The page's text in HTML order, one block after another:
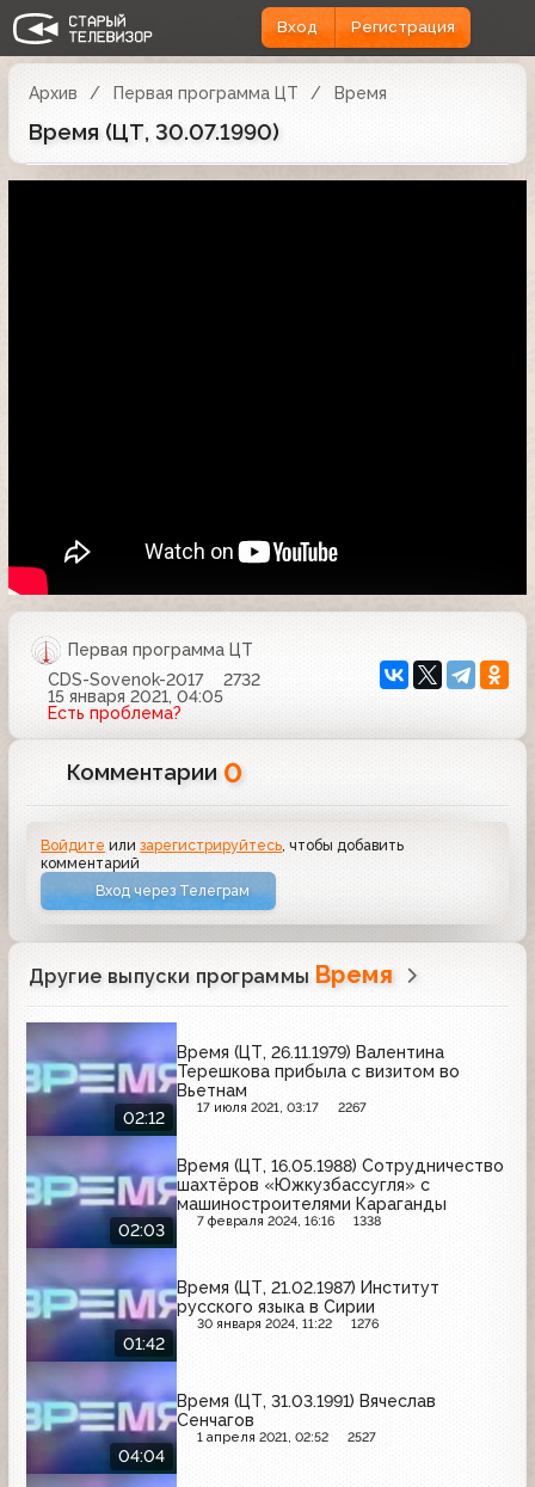
Вход Регистрация
Архив Первая программа ЦТ Время
Время (ЦТ, 30.07.1990)
Первая программа ЦТ
CDS-Sovenok-2017
2732
15 января 2021, 04:05
Есть проблема?
Комментарии 0
Войдите илизарегистрируйтесь , чтобы добавить
комментарий
Вход через Телеграм
Другие выпуски программы Время
02:12
Время (ЦТ, 26.11.1979) Валентина
Терешкова прибыла с визитом во
Вьетнам
17 июля 2021, 03:17 2267
02:03
Время (ЦТ, 16.05.1988) Сотрудничество
шахтёров «Южкузбассугля» с
машиностроителями Караганды
7 февраля 2024, 16:16 1338
01:42
Время (ЦТ, 21.02.1987) Институт
русского языка в Сирии
30 января 2024, 11:22 1276
04:04
Время (ЦТ, 31.03.1991) Вячеслав
Сенчагов
1 апреля 2021, 02:52 2527